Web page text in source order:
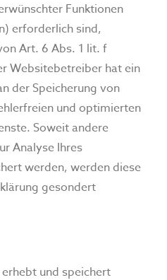
Funktionen
erforderlich sind,
Art. 6 Abs. 1 lit. f
Websitebetreiber hat ein
der Speicherung von
und optimierten
Soweit andere
Analyse Ihres
werden, werden diese
gesondert
und speichert